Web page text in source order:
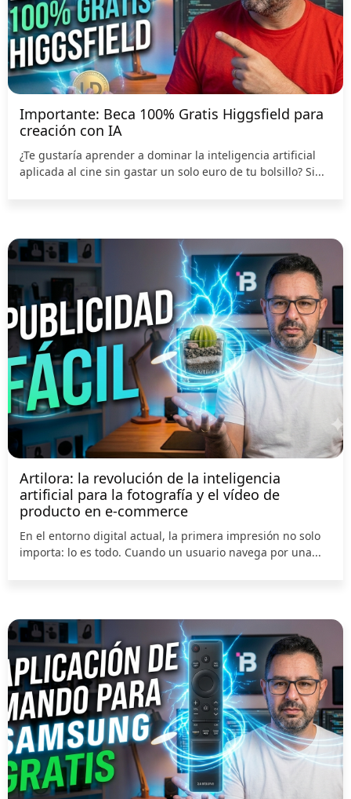
Importante: Beca 100% Gratis Higgsfield para
creación con IA
¿Te gustaría aprender a dominar la inteligencia artificial
aplicada al cine sin gastar un solo euro de tu bolsillo? Si...
Artilora: la revolución de la inteligencia
artificial para la fotografía y el vídeo de
producto en e-commerce
En el entorno digital actual, la primera impresión no solo
importa: lo es todo. Cuando un usuario navega por una...